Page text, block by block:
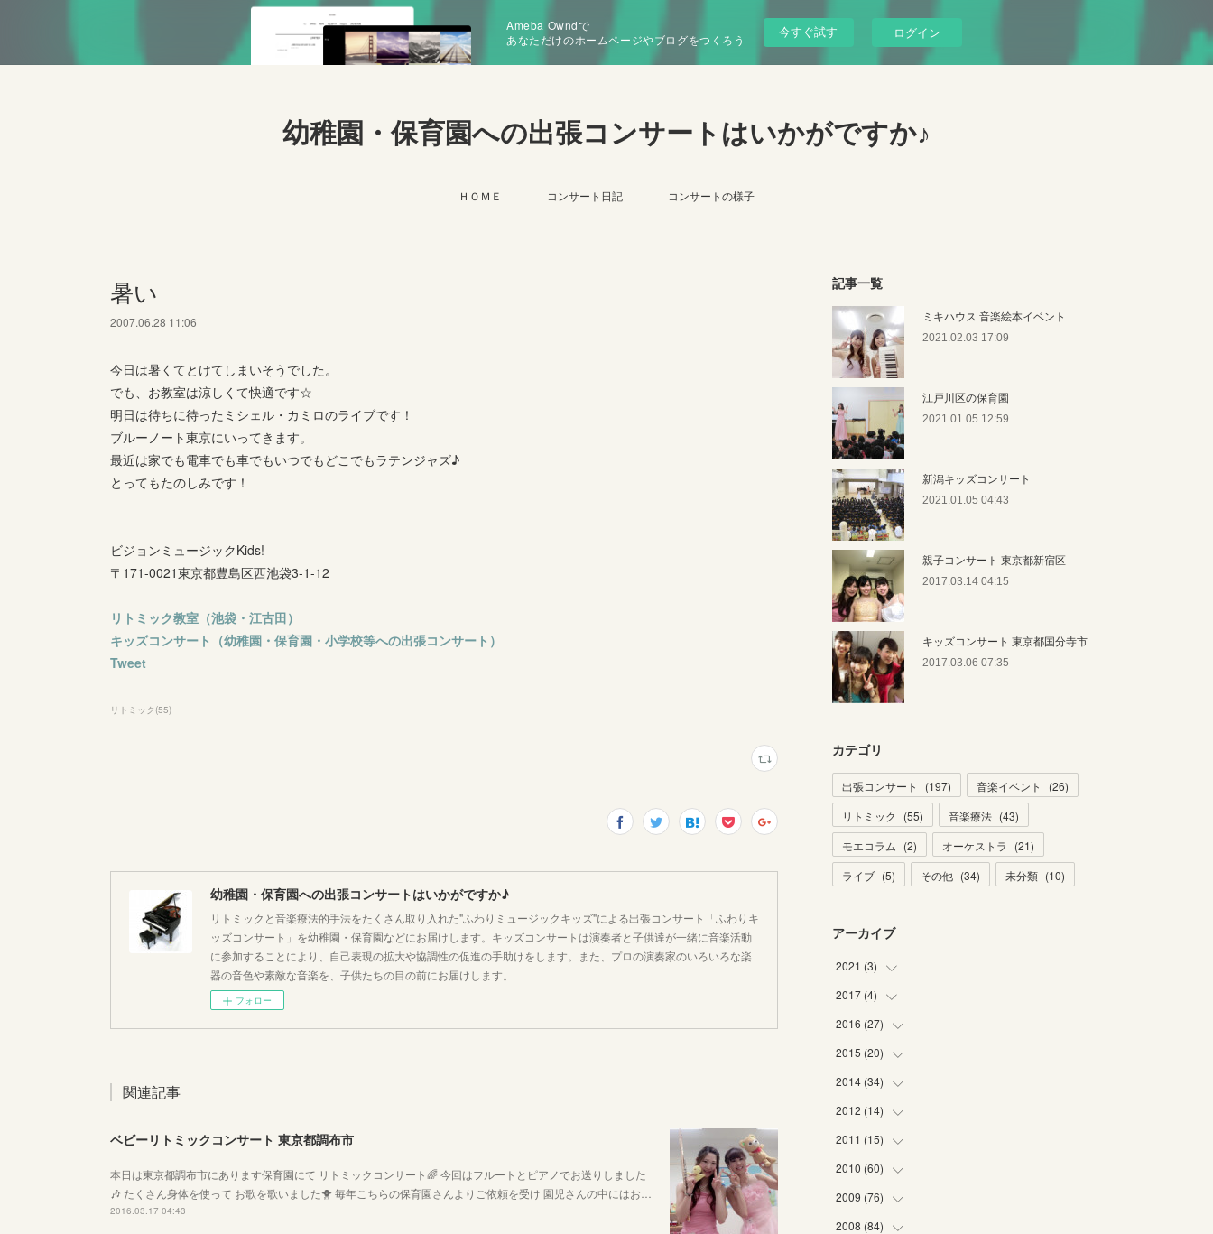
Ameba Owndで
あなただけのホームページやブログをつくろう
今すぐ試す ログイン
幼稚園・保育園への出張コンサートはいかがですか♪
ＨＯＭＥ コンサート日記 コンサートの様子
暑い
2007.06.28 11:06
今日は暑くてとけてしまいそうでした。
でも、お教室は涼しくて快適です☆
明日は待ちに待ったミシェル・カミロのライブです！
ブルーノート東京にいってきます。
最近は家でも電車でも車でもいつでもどこでもラテンジャズ♪
とってもたのしみです！
ビジョンミュージックKids!
〒171-0021東京都豊島区西池袋3-1-12
リトミック教室（池袋・江古田）
キッズコンサート（幼稚園・保育園・小学校等への出張コンサート）
Tweet
リトミック (55)
幼稚園・保育園への出張コンサートはいかがですか♪
リトミックと音楽療法的手法をたくさん取り入れた"ふわりミュージックキッズ"による出張コンサート「ふわりキ
ッズコンサート」を幼稚園・保育園などにお届けします。キッズコンサートは演奏者と子供達が一緒に音楽活動
に参加することにより、自己表現の拡大や協調性の促進の手助けをします。また、プロの演奏家のいろいろな楽
器の音色や素敵な音楽を、子供たちの目の前にお届けします。
フォロー
関連記事
ベビーリトミックコンサート 東京都調布市
本日は東京都調布市にあります保育園にて リトミックコンサート🌈 今回はフルートとピアノでお送りしました
🎶 たくさん身体を使って お歌を歌いました🐥 毎年こちらの保育園さんよりご依頼を受け 園児さんの中にはお…
2016.03.17 04:43
記事一覧
ミキハウス 音楽絵本イベント
2021.02.03 17:09
江戸川区の保育園
2021.01.05 12:59
新潟キッズコンサート
2021.01.05 04:43
親子コンサート 東京都新宿区
2017.03.14 04:15
キッズコンサート 東京都国分寺市
2017.03.06 07:35
カテゴリ
出張コンサート (197) 音楽イベント (26)
リトミック
(55) 音楽療法 (43)
モエコラム (2) オーケストラ (21)
ライブ (5) その他 (34) 未分類 (10)
アーカイブ
2021 (3)
(
)
(2
2017 (4)
(2
(2
2016 (27)
(6
(6
(2
(1
(2
(1
(4
2015 (20)
(5
(2
(1
(1
(1
(2
2014 (34)
(4
(6
(2
(1
(3
2012 (14)
(1
(2
(5
(6
2011 (15)
(3
(3
(1
2010 (60)
(2
(2
2009 (76)
(2
2008 (84)